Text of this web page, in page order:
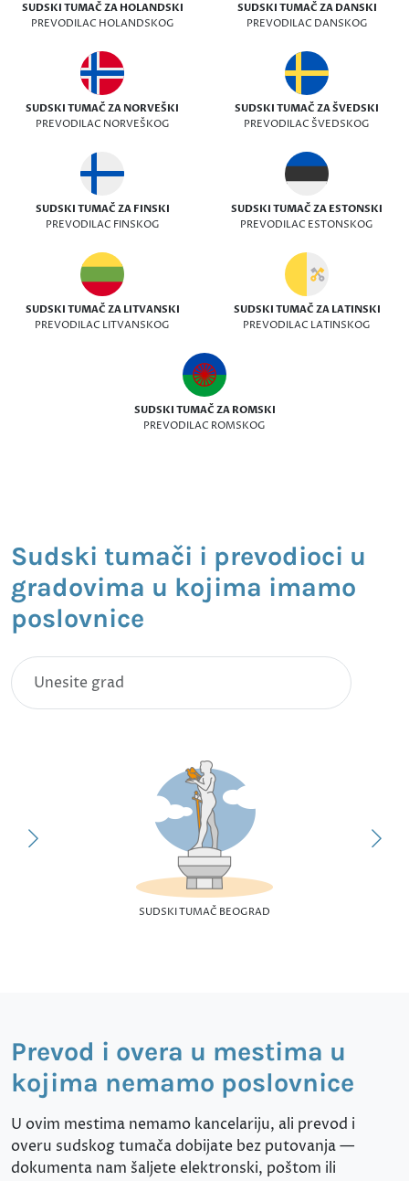
SUDSKI TUMAČ ZA HOLANDSKI
PREVODILAC HOLANDSKOG
SUDSKI TUMAČ ZA DANSKI
PREVODILAC DANSKOG
SUDSKI TUMAČ ZA NORVEŠKI
PREVODILAC NORVEŠKOG
SUDSKI TUMAČ ZA ŠVEDSKI
PREVODILAC ŠVEDSKOG
SUDSKI TUMAČ ZA FINSKI
PREVODILAC FINSKOG
SUDSKI TUMAČ ZA ESTONSKI
PREVODILAC ESTONSKOG
SUDSKI TUMAČ ZA LITVANSKI
PREVODILAC LITVANSKOG
SUDSKI TUMAČ ZA LATINSKI
PREVODILAC LATINSKOG
SUDSKI TUMAČ ZA ROMSKI
PREVODILAC ROMSKOG
Sudski tumači i prevodioci u
gradovima u kojima imamo
poslovnice
SUDSKI TUMAČ BEOGRAD
Prevod i overa u mestima u
kojima nemamo poslovnice
U ovim mestima nemamo kancelariju, ali prevod i
overu sudskog tumača dobijate bez putovanja —
dokumenta nam šaljete elektronski, poštom ili